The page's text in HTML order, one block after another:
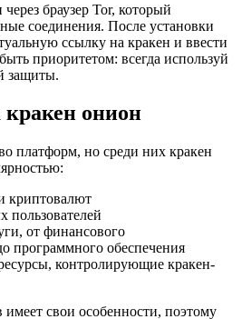
браузер Tor, который
соединения. После установки
ссылку на кракен и ввести
приоритетом: всегда используй
защиты.
кракен онион
платформ, но среди них кракен
криптовалют
от финансового
программного обеспечения
контролирующие кракен-
свои особенности, поэтому